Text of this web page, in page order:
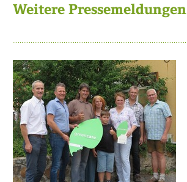
Weitere Pressemeldungen